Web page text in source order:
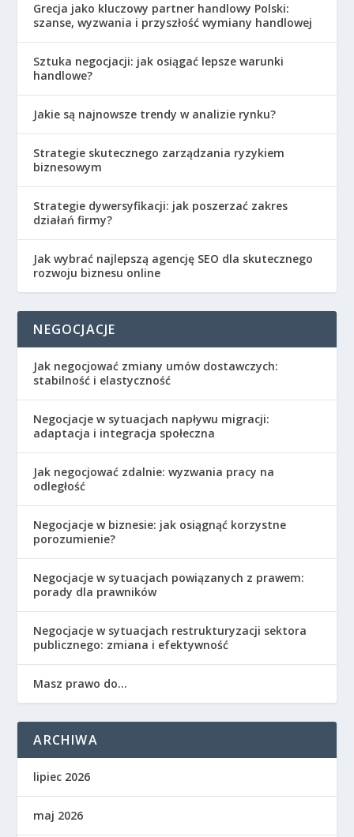
Grecja jako kluczowy partner handlowy Polski:
szanse, wyzwania i przyszłość wymiany handlowej
Sztuka negocjacji: jak osiągać lepsze warunki
handlowe?
Jakie są najnowsze trendy w analizie rynku?
Strategie skutecznego zarządzania ryzykiem
biznesowym
Strategie dywersyfikacji: jak poszerzać zakres
działań firmy?
Jak wybrać najlepszą agencję SEO dla skutecznego
rozwoju biznesu online
NEGOCJACJE
Jak negocjować zmiany umów dostawczych:
stabilność i elastyczność
Negocjacje w sytuacjach napływu migracji:
adaptacja i integracja społeczna
Jak negocjować zdalnie: wyzwania pracy na
odległość
Negocjacje w biznesie: jak osiągnąć korzystne
porozumienie?
Negocjacje w sytuacjach powiązanych z prawem:
porady dla prawników
Negocjacje w sytuacjach restrukturyzacji sektora
publicznego: zmiana i efektywność
Masz prawo do…
ARCHIWA
lipiec 2026
maj 2026